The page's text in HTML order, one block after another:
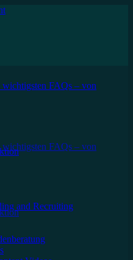
FAQs – von
and Recruiting
FAQs – von